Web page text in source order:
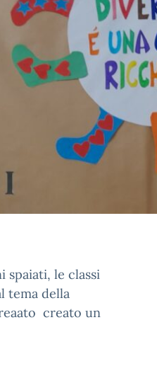
spaiati, le classi
tema della
creato un